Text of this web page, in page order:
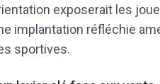
exposerait les
implantation réfléchie
sportives.